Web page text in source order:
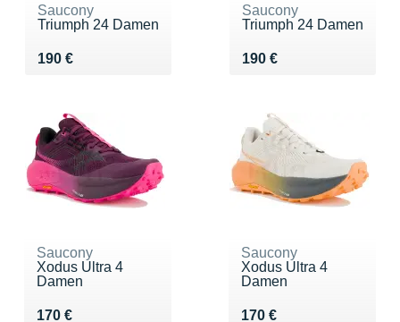
Saucony
Triumph 24 Damen
190 €
Vendu 190 €
Saucony
Triumph 24 Damen
190 €
Vendu 190 €
Saucony
Xodus Ultra 4
Damen
170 €
Vendu 170 €
Saucony
Xodus Ultra 4
Damen
170 €
Vendu 170 €